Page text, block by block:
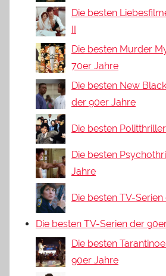
Die besten
II
Die besten Murder
70er Jahre
Die besten New
der 90er Jahre
Die besten
Die besten
Jahre
Die besten TV-
Die besten TV-Serien der
Die besten
90er Jahre